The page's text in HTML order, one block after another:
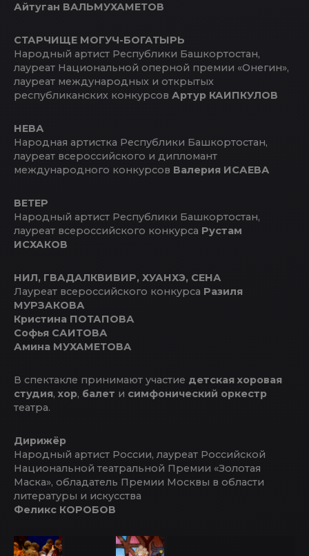
Айтуган ВАЛЬМУХАМЕТОВ
СТАРЧИЩЕ МОГУЧ-БОГАТЫРЬ
Народный артист Республики Башкортостан,
лауреат Национальной оперной премии «Онегин»,
лауреат международных и открытых
республиканских конкурсов Артур КАИПКУЛОВ
НЕВА
Народная артистка Республики Башкортостан,
лауреат всероссийского и дипломант
международного конкурсов Валерия ИСАЕВА
ВЕТЕР
Народный артист Республики Башкортостан,
лауреат всероссийского конкурса Рустам
ИСХАКОВ
НИЛ, ГВАДАЛКВИВИР, ХУАНХЭ, СЕНА
Лауреат всероссийского конкурса Разиля
МУРЗАКОВА
Кристина ПОТАПОВА
Софья САИТОВА
Амина МУХАМЕТОВА
В спектакле принимают участие детская хоровая
студия, хор, балет и симфонический оркестр
театра.
Дирижёр
Народный артист России, лауреат Российской
Национальной театральной Премии «Золотая
Маска», обладатель Премии Москвы в области
литературы и искусства
Феликс КОРОБОВ